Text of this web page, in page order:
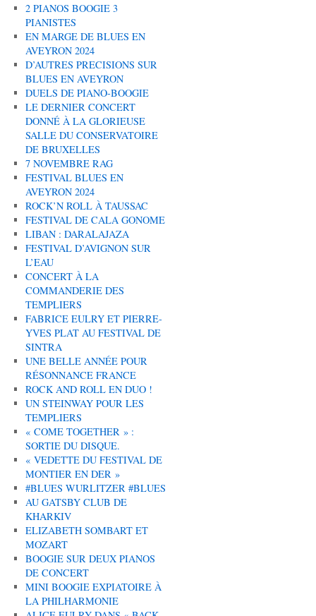
2 PIANOS BOOGIE 3
PIANISTES
EN MARGE DE BLUES EN
AVEYRON 2024
D’AUTRES PRECISIONS SUR
BLUES EN AVEYRON
DUELS DE PIANO-BOOGIE
LE DERNIER CONCERT
DONNÉ À LA GLORIEUSE
SALLE DU CONSERVATOIRE
DE BRUXELLES
7 NOVEMBRE RAG
FESTIVAL BLUES EN
AVEYRON 2024
ROCK’N ROLL À TAUSSAC
FESTIVAL DE CALA GONOME
LIBAN : DARALAJAZA
FESTIVAL D’AVIGNON SUR
L’EAU
CONCERT À LA
COMMANDERIE DES
TEMPLIERS
FABRICE EULRY ET PIERRE-
YVES PLAT AU FESTIVAL DE
SINTRA
UNE BELLE ANNÉE POUR
RÉSONNANCE FRANCE
ROCK AND ROLL EN DUO !
UN STEINWAY POUR LES
TEMPLIERS
« COME TOGETHER » :
SORTIE DU DISQUE.
« VEDETTE DU FESTIVAL DE
MONTIER EN DER »
#BLUES WURLITZER #BLUES
AU GATSBY CLUB DE
KHARKIV
ELIZABETH SOMBART ET
MOZART
BOOGIE SUR DEUX PIANOS
DE CONCERT
MINI BOOGIE EXPIATOIRE À
LA PHILHARMONIE